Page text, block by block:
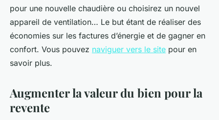
pour une nouvelle chaudière ou choisirez un nouvel
appareil de ventilation… Le but étant de réaliser des
économies sur les factures d’énergie et de gagner en
confort. Vous pouvez naviguer vers le site pour en
savoir plus.
Augmenter la valeur du bien pour la
revente